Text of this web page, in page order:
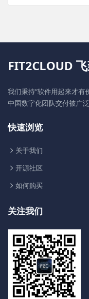
FIT2CLOUD
我们秉持“软件用起来才有
中国数字化团队交付被广
快速浏览
关于我们
开源社区
如何购买
关注我们